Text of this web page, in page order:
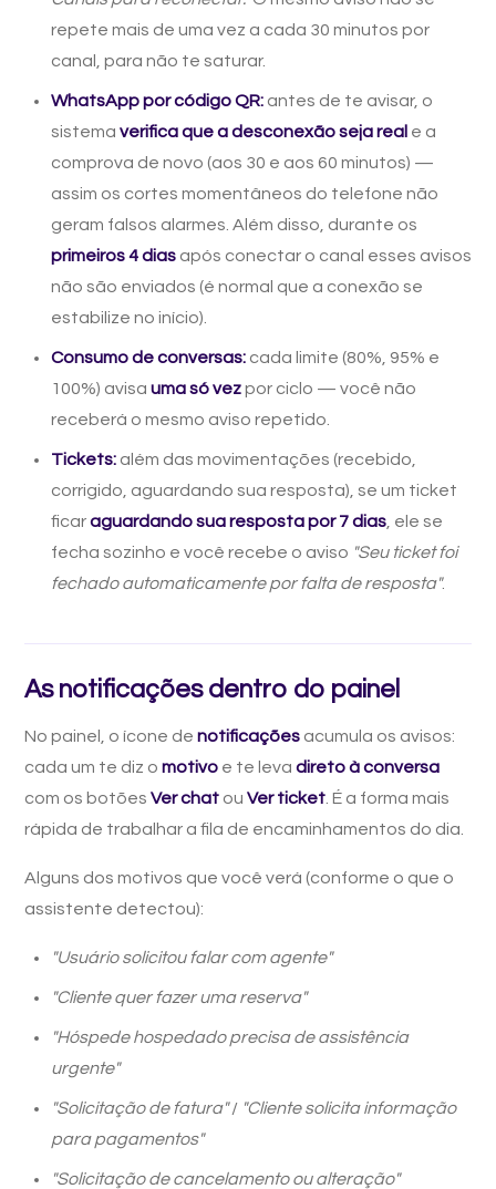
repete mais de uma vez a cada 30 minutos por
canal, para não te saturar.
WhatsApp por código QR: antes de te avisar, o
sistema verifica que a desconexão seja real e a
comprova de novo (aos 30 e aos 60 minutos) —
assim os cortes momentâneos do telefone não
geram falsos alarmes. Além disso, durante os
primeiros 4 dias após conectar o canal esses avisos
não são enviados (é normal que a conexão se
estabilize no início).
Consumo de conversas: cada limite (80%, 95% e
100%) avisa uma só vezpor ciclo — você não
receberá o mesmo aviso repetido.
Tickets: além das movimentações (recebido,
corrigido, aguardando sua resposta), se um ticket
ficaraguardando sua resposta por 7 dias , ele se
fecha sozinho e você recebe o aviso "Seu ticket foi
fechado automaticamente por falta de resposta".
As notificações dentro do painel
No painel, o ícone de notificações acumula os avisos:
cada um te diz o motivo e te leva direto à conversa
com os botões Ver chat ou Ver ticket . É a forma mais
rápida de trabalhar a fila de encaminhamentos do dia.
Alguns dos motivos que você verá (conforme o que o
assistente detectou):
"Usuário solicitou falar com agente"
"Cliente quer fazer uma reserva"
"Hóspede hospedado precisa de assistência
urgente"
"Solicitação de fatura"/ "Cliente solicita informação
para pagamentos"
"Solicitação de cancelamento ou alteração"